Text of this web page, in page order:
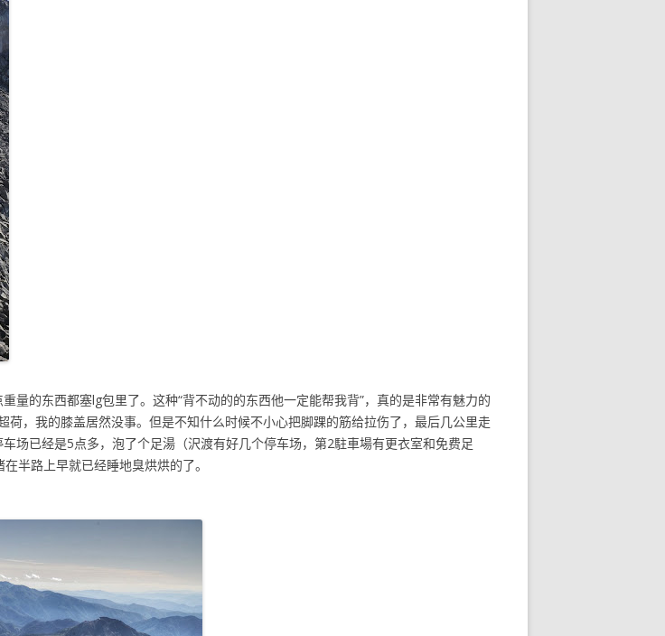
量的东西都塞lg包里了。这种“背不动的的东西他一定能帮我背”，真的是非常有魅力的
，我的膝盖居然没事。但是不知什么时候不小心把脚踝的筋给拉伤了，最后几公里走
场已经是5点多，泡了个足湯（沢渡有好几个停车场，第2駐車場有更衣室和免费足
半路上早就已经睡地臭烘烘的了。